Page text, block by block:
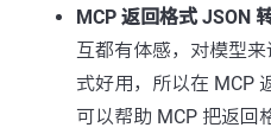
MCP 返回格式 JSON
互都有体感，对模型
式好用，所以在 MCP
可以帮助 MCP 把返回